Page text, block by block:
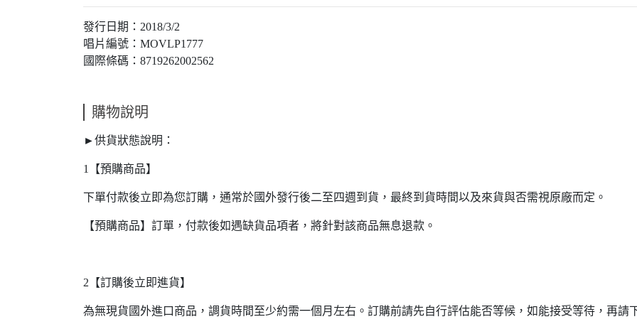
發行日期：2018/3/2
唱片編號：MOVLP1777
國際條碼：8719262002562
購物說明
►供貨狀態說明：
1【預購商品】
下單付款後立即為您訂購，通常於國外發行後二至四週到貨，最終到貨時間以及來貨與否需視原廠而定。
【預購商品】訂單，付款後如遇缺貨品項者，將針對該商品無息退款。
2【訂購後立即進貨】
為無現貨國外進口商品，調貨時間至少約需一個月左右。訂購前請先自行評估能否等候，如能接受等待，再請